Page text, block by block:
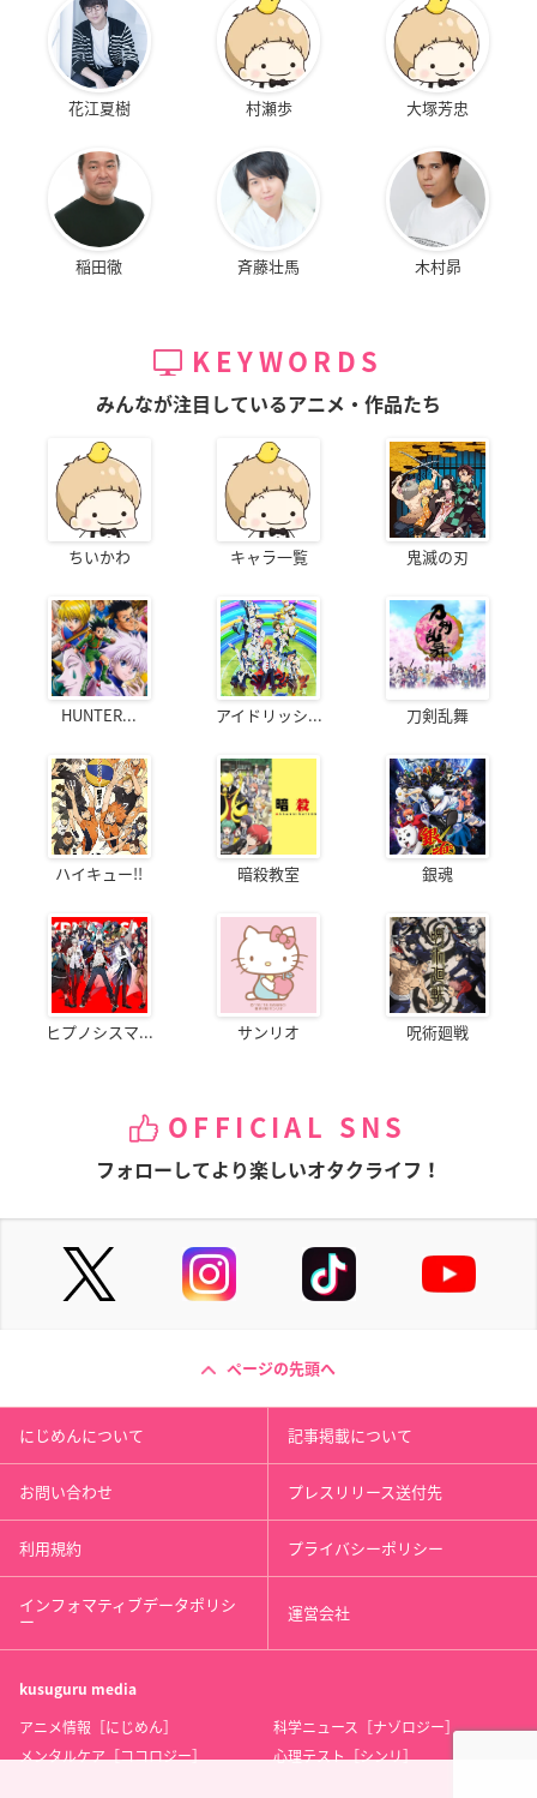
花江夏樹 村瀬歩 大塚芳忠
稲田徹 斉藤壮馬 木村昴
KEYWORDS
みんなが注目しているアニメ・作品たち
ちいかわ キャラ一覧 鬼滅の刃
HUNTER... アイドリッシ... 刀剣乱舞
ハイキュー!! 暗殺教室 銀魂
ヒプノシスマ... サンリオ 呪術廻戦
OFFICIAL SNS
フォローしてより楽しいオタクライフ！
ページの先頭へ
にじめんについて 記事掲載について
お問い合わせ プレスリリース送付先
利用規約 プライバシーポリシー
インフォマティブデータポリシ
ー 運営会社
kusuguru media
アニメ情報［にじめん］
科学ニュース［ナゾロジー］
メンタルケア［ココロジー］
心理テスト［シンリ］